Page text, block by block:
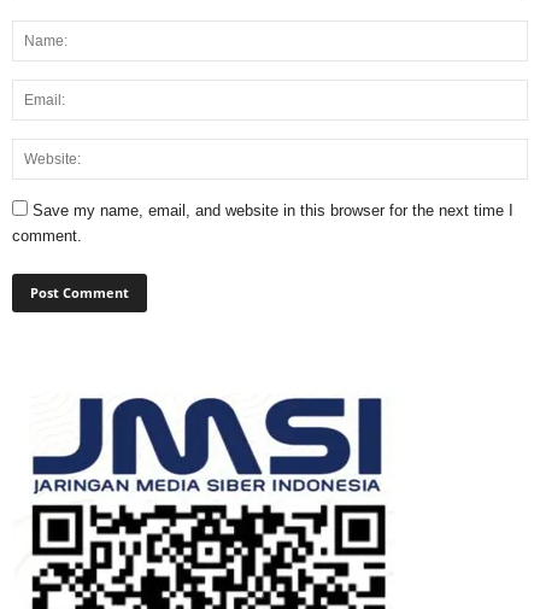
Save my name, email, and website in this browser for the next time I
comment.